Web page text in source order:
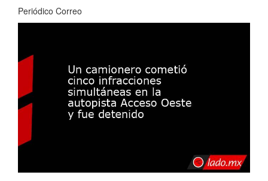
Periódico Correo